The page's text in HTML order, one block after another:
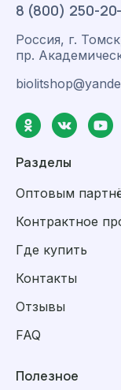
8 (800) 250-
Россия, г.
пр.
Разделы
Оптовым
Контрактное
Где купить
Контакты
Отзывы
FAQ
Полезное